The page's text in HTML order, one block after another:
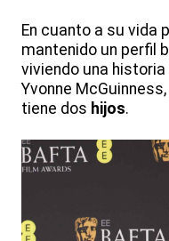
En cuanto a su vida
mantenido un perfil
viviendo una
Yvonne
tiene dos hijos.